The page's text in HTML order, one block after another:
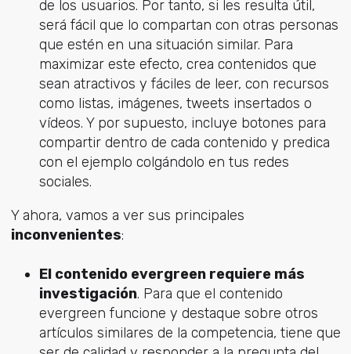
de los usuarios. Por tanto, si les resulta útil,
será fácil que lo compartan con otras personas
que estén en una situación similar. Para
maximizar este efecto, crea contenidos que
sean atractivos y fáciles de leer, con recursos
como listas, imágenes, tweets insertados o
vídeos. Y por supuesto, incluye botones para
compartir dentro de cada contenido y predica
con el ejemplo colgándolo en tus redes
sociales.
Y ahora, vamos a ver sus principales
inconvenientes:
El contenido evergreen requiere más
investigación. Para que el contenido
evergreen funcione y destaque sobre otros
artículos similares de la competencia, tiene que